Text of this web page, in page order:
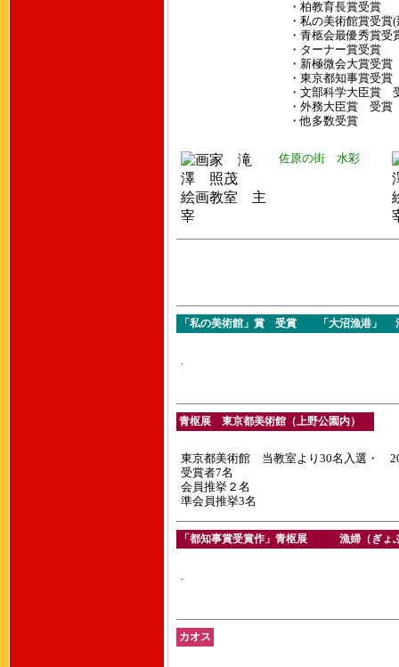
・柏教育長賞受賞
・私の美術館賞受賞
・青柩会最優秀賞受
・ターナー賞受賞
・新極微会大賞受賞
・東京都知事賞受賞
・文部科学大臣賞
・外務大臣賞 受賞
・他多数受賞
佐原の街 水彩
「私の美術館」賞 受賞 「大沼漁港
.
青枢展 東京都美術館（上野公園内）
東京都美術館 当教室より30名入選・
受賞者7名
会員推挙２名
準会員推挙3名
「都知事賞受賞作」青枢展 漁婦
.
カオス